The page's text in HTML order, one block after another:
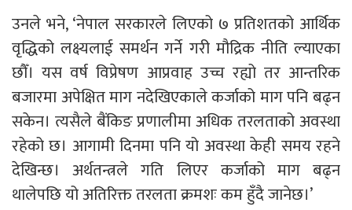
उनले भने, ‘नेपाल सरकारले लिएको ७ प्रतिशतको आर्थिक
वृद्धिको लक्ष्यलाई समर्थन गर्ने गरी मौद्रिक नीति ल्याएका
छौँ। यस वर्ष विप्रेषण आप्रवाह उच्च रह्यो तर आन्तरिक
बजारमा अपेक्षित माग नदेखिएकाले कर्जाको माग पनि बढ्न
सकेन। त्यसैले बैंकिङ प्रणालीमा अधिक तरलताको अवस्था
रहेको छ। आगामी दिनमा पनि यो अवस्था केही समय रहने
देखिन्छ। अर्थतन्त्रले गति लिएर कर्जाको माग बढ्न
थालेपछि यो अतिरिक्त तरलता क्रमशः कम हुँदै जानेछ।’